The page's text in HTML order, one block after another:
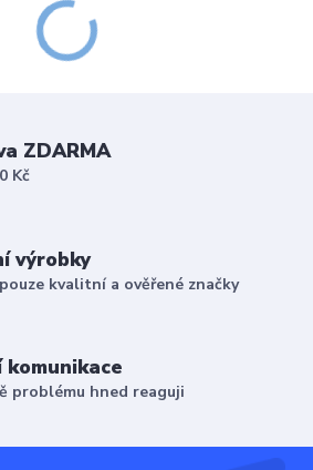
ZDARMA
Kč
výrobky
kvalitní a ověřené značky
komunikace
problému hned reaguji